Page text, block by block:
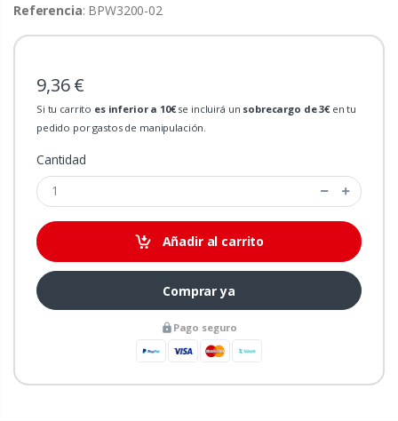
Referencia: BPW3200-02
9,36 €
Si tu carrito es inferior a 10€se incluirá un sobrecargo de 3€en tu
pedido por gastos de manipulación.
Cantidad
Añadir al carrito
Comprar ya
Pago seguro